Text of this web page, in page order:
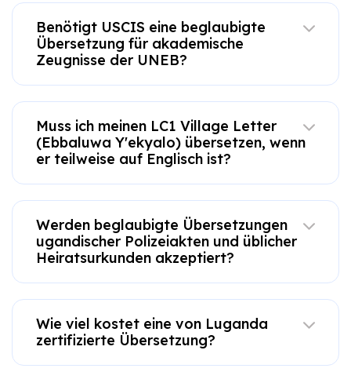
Benötigt USCIS eine beglaubigte
Übersetzung für akademische
Zeugnisse der UNEB?
Muss ich meinen LC1 Village Letter
(Ebbaluwa Y'ekyalo) übersetzen, wenn
er teilweise auf Englisch ist?
Werden beglaubigte Übersetzungen
ugandischer Polizeiakten und üblicher
Heiratsurkunden akzeptiert?
Wie viel kostet eine von Luganda
zertifizierte Übersetzung?